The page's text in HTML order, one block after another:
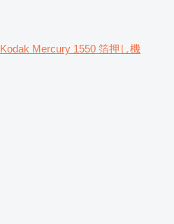
Kodak Mercury 1550 箔押し機